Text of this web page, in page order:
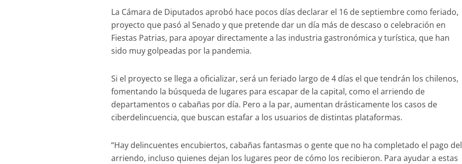
La Cámara de Diputados aprobó hace pocos días declarar el 16 de septiembre como feriado,
proyecto que pasó al Senado y que pretende dar un día más de descaso o celebración en
Fiestas Patrias, para apoyar directamente a las industria gastronómica y turística, que han
sido muy golpeadas por la pandemia.
Si el proyecto se llega a oficializar, será un feriado largo de 4 días el que tendrán los chilenos,
fomentando la búsqueda de lugares para escapar de la capital, como el arriendo de
departamentos o cabañas por día. Pero a la par, aumentan drásticamente los casos de
ciberdelincuencia, que buscan estafar a los usuarios de distintas plataformas.
“Hay delincuentes encubiertos, cabañas fantasmas o gente que no ha completado el pago del
arriendo, incluso quienes dejan los lugares peor de cómo los recibieron. Para ayudar a estas